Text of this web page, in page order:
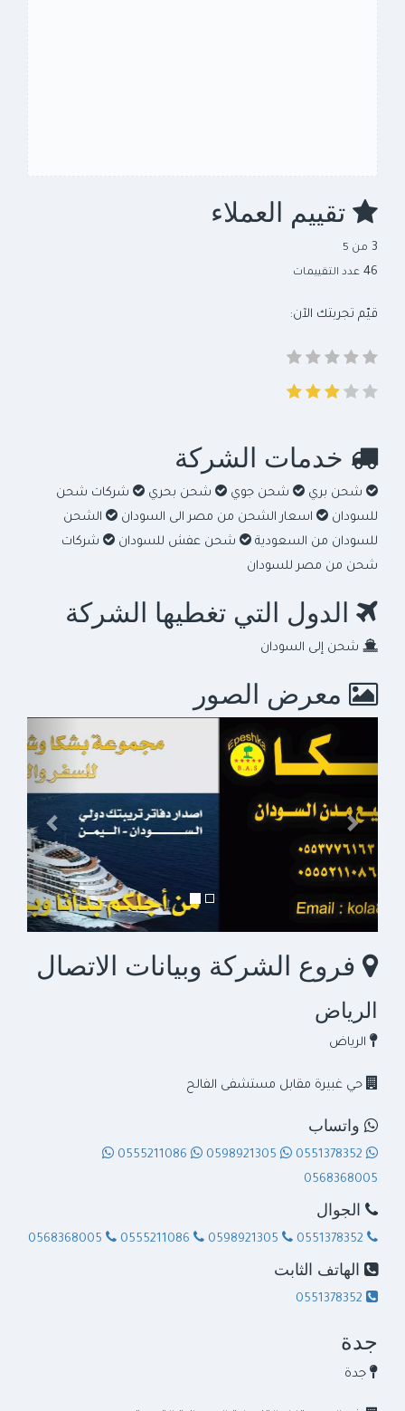
تقييم العملاء
3 من 5
46 عدد التقييمات
قيّم تجربتك الآن:
خدمات الشركة
شحن بري شحن جوي شحن بحري
شركات شحن
للسودان
اسعار الشحن من مصر الى السودان
الشحن
للسودان من السعودية
شحن عفش للسودان
شركات
شحن من مصر للسودان
الدول التي تغطيها الشركة
شحن إلى السودان
معرض الصور
السابق التالي
فروع الشركة وبيانات الاتصال
الرياض
حي غبيرة مقابل مستشفى الفالح